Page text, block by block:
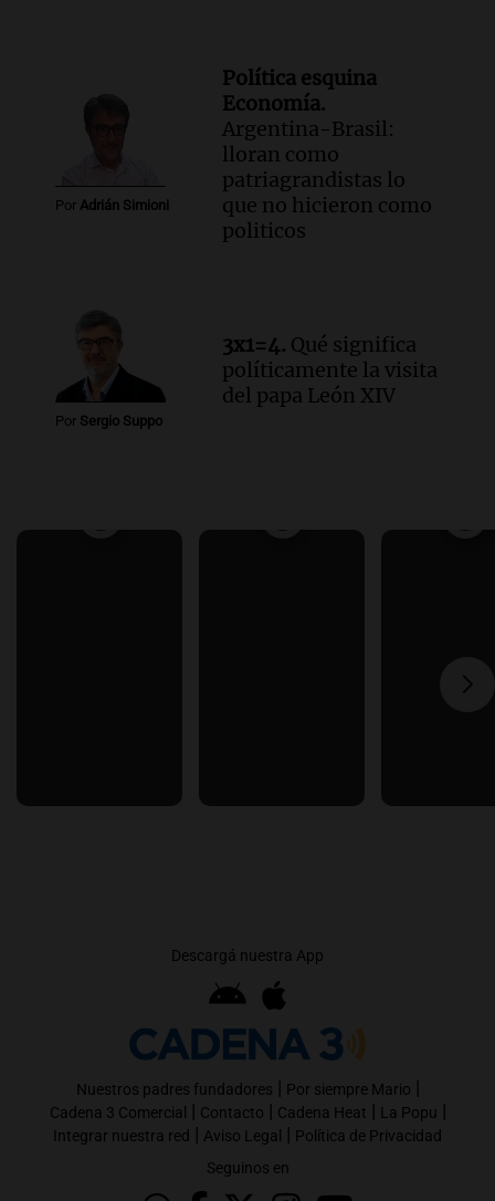
Por Adrián Simioni
Política esquina
Economía.
Argentina-Brasil:
lloran como
patriagrandistas lo
que no hicieron como
politicos
Por Sergio Suppo
3x1=4. Qué significa
políticamente la visita
del papa León XIV
Descargá nuestra App
Nuestros padres fundadores | Por siempre Mario |
Cadena 3 Comercial | Contacto | Cadena Heat | La Popu |
Integrar nuestra red | Aviso Legal | Política de Privacidad
Seguinos en